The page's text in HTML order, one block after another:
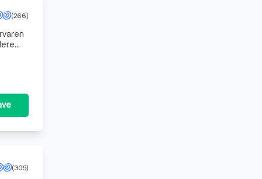
(266)
(305)